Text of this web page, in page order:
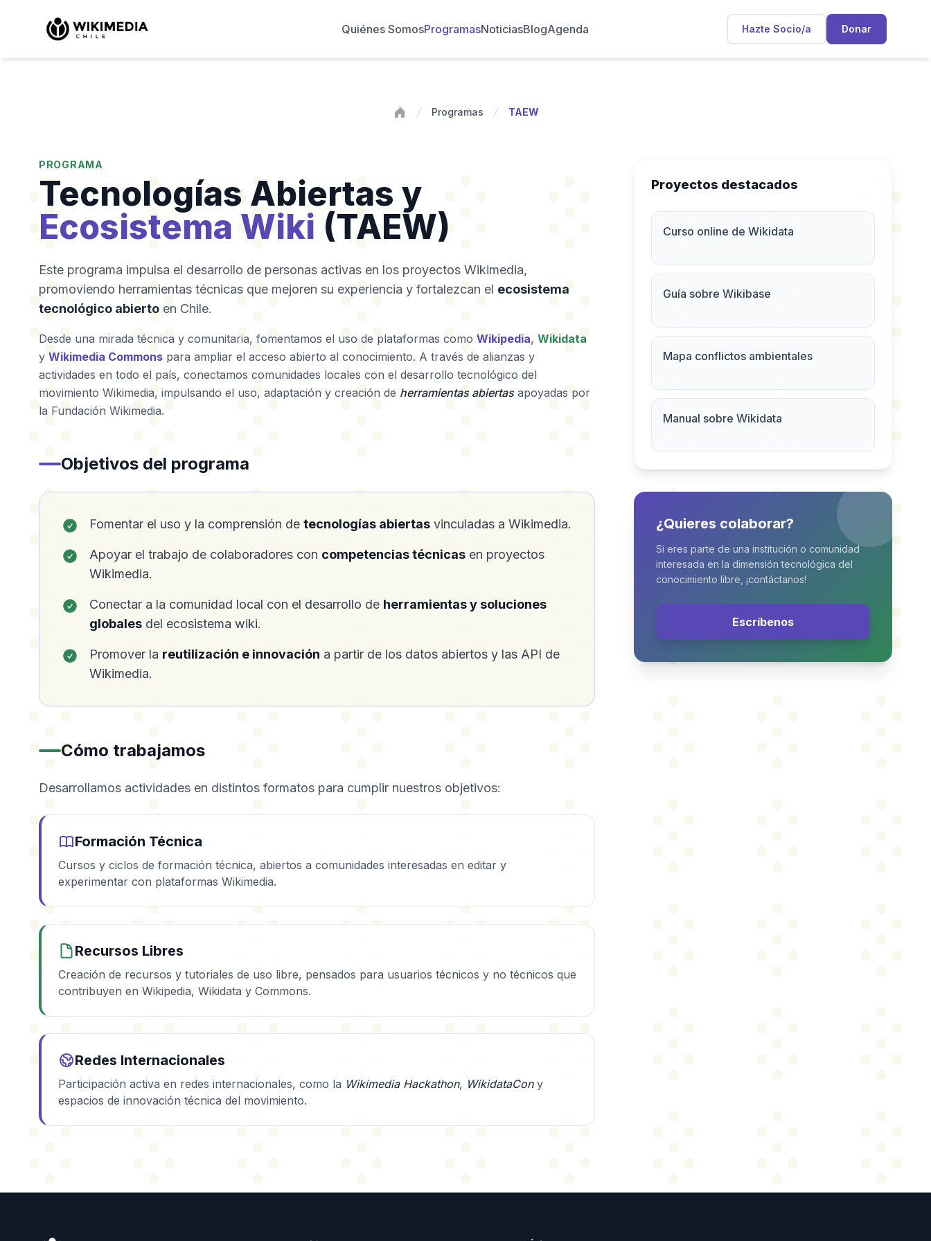
Quiénes SomosProgramasNoticiasBlogAgenda Hazte Socio/a Donar
Programas TAEW
PROGRAMA
Tecnologías Abiertas y
Ecosistema Wiki (TAEW)
Este programa impulsa el desarrollo de personas activas en los proyectos Wikimedia,
promoviendo herramientas técnicas que mejoren su experiencia y fortalezcan el ecosistema
tecnológico abierto en Chile.
Desde una mirada técnica y comunitaria, fomentamos el uso de plataformas como Wikipedia, Wikidata
y Wikimedia Commons para ampliar el acceso abierto al conocimiento. A través de alianzas y
actividades en todo el país, conectamos comunidades locales con el desarrollo tecnológico del
movimiento Wikimedia, impulsando el uso, adaptación y creación de herramientas abiertasapoyadas por
la Fundación Wikimedia.
Objetivos del programa
Fomentar el uso y la comprensión de tecnologías abiertas vinculadas a Wikimedia.
Apoyar el trabajo de colaboradores con competencias técnicas en proyectos
Wikimedia.
Conectar a la comunidad local con el desarrollo de herramientas y soluciones
globales del ecosistema wiki.
Promover la reutilización e innovación a partir de los datos abiertos y las API de
Wikimedia.
Cómo trabajamos
Desarrollamos actividades en distintos formatos para cumplir nuestros objetivos:
Formación Técnica
Cursos y ciclos de formación técnica, abiertos a comunidades interesadas en editar y
experimentar con plataformas Wikimedia.
Recursos Libres
Creación de recursos y tutoriales de uso libre, pensados para usuarios técnicos y no técnicos que
contribuyen en Wikipedia, Wikidata y Commons.
Redes Internacionales
Participación activa en redes internacionales, como la Wikimedia Hackathon, WikidataCony
espacios de innovación técnica del movimiento.
Proyectos destacados
Curso online de Wikidata
Guía sobre Wikibase
Mapa conflictos ambientales
Manual sobre Wikidata
¿Quieres colaborar?
Si eres parte de una institución o comunidad
interesada en la dimensión tecnológica del
conocimiento libre, ¡contáctanos!
Escríbenos